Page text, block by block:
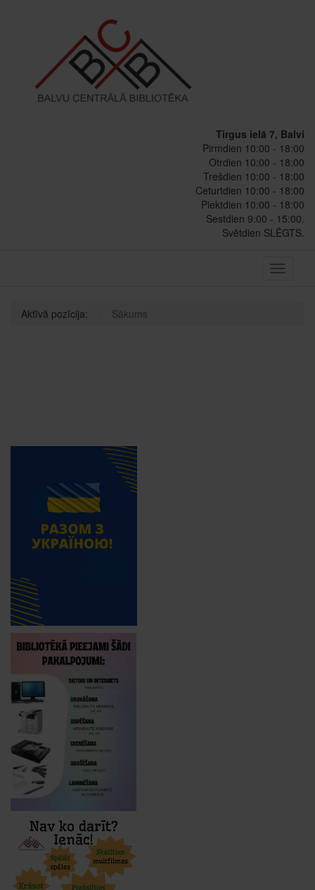
Tirgus ielā 7, Balvi
Pirmdien 10:00 - 18:00
Otrdien 10:00 - 18:00
Trešdien 10:00 - 18:00
Ceturtdien 10:00 - 18:00
Piektdien 10:00 - 18:00
Sestdien 9:00 - 15:00.
Svētdien SLĒGTS.
Toggle
Aktīvā pozīcija: Sākums